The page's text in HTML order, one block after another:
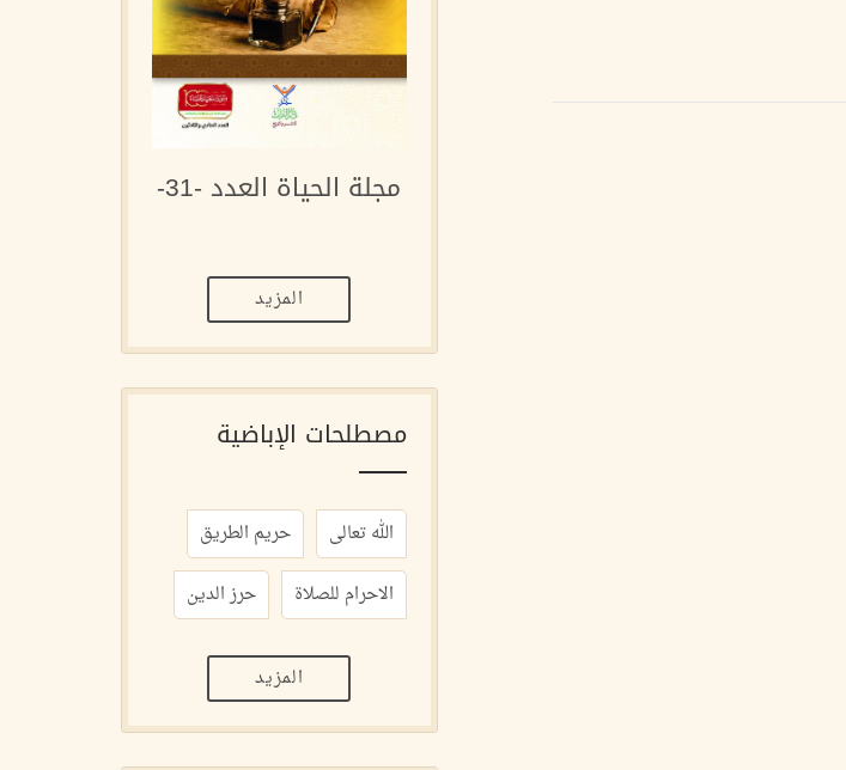
مجلة الحياة العدد -31-
المزيد
مصطلحات الإباضية
الله تعالى
حريم الطريق
الاحرام للصلاة
حرز الدين
المزيد